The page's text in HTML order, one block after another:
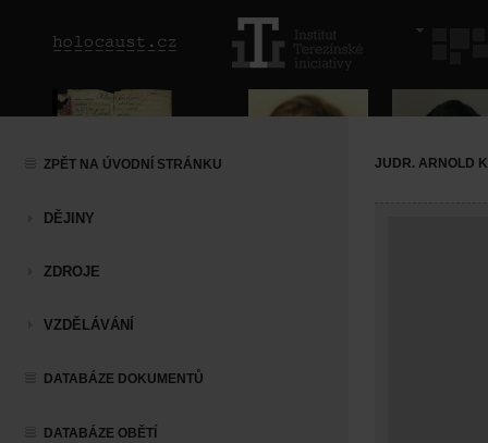
ZPĚT NA ÚVODNÍ STRÁNKU
DĚJINY
ZDROJE
VZDĚLÁVÁNÍ
DATABÁZE DOKUMENTŮ
DATABÁZE OBĚTÍ
JUDR. ARNOLD